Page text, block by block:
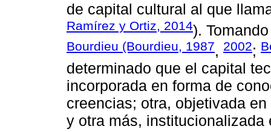
de capital cultural al que
Ramírez y Ortiz, 2014).
Bourdieu (Bourdieu, 1987, 2002;
determinado que el capital
incorporada en forma de
creencias; otra, objetivada
y otra más,